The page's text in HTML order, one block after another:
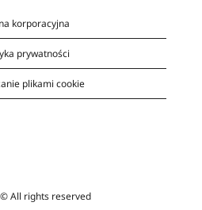
korporacyjna
prywatności
plikami cookie
All rights reserved